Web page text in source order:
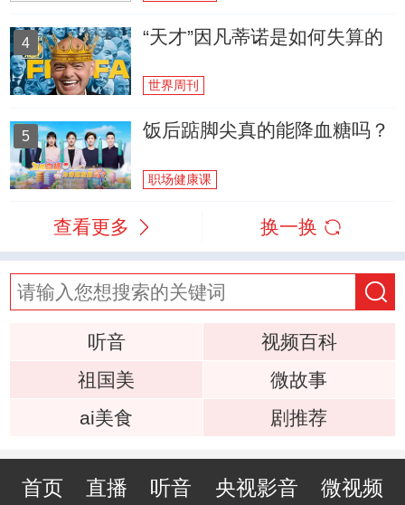
4 “天才”因凡蒂诺是如何失算的
世界周刊
5 饭后踮脚尖真的能降血糖吗？
职场健康课
查看更多 换一换
听音
视频百科
祖国美
微故事
ai美食
剧推荐
首页 直播 听音 央视影音 微视频